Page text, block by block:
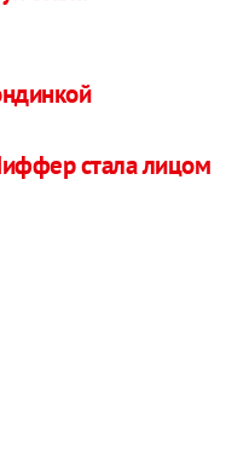
стала лицом